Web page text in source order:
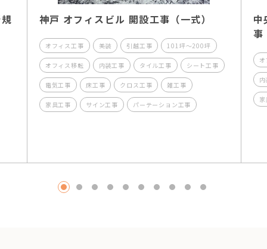
神戸 オフィスビル 開設工事（一式）
オフィス工事 美装 引越工事 101坪～200坪
オフィス移転 内装工事 タイル工事 シート工事
電気工事 床工事 クロス工事 雑工事
家具工事 サイン工事 パーテーション工事
中
事
1
2 3 4 5 6 7 8